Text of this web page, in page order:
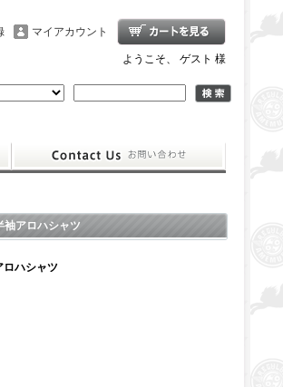
マイアカウント
ようこそ、 ゲスト 様
アロハシャツ
ハシャツ